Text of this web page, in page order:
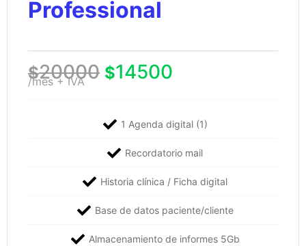
Professional
$20000 $14500
/mes + IVA
1 Agenda digital (1)
Recordatorio mail
Historia clínica / Ficha digital
Base de datos paciente/cliente
Almacenamiento de informes 5Gb